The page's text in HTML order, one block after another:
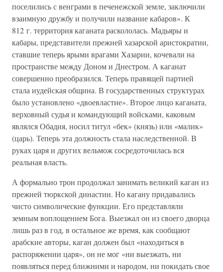
поселились с венграми в печенежской земле, заключили
взаимную дружбу и получили название кабаров». К
812 г. территория каганата раскололась. Мадьяры и
кабары, представители прежней хазарской аристократии,
ставшие теперь ярыми врагами Хазарии, кочевали на
пространстве между Доном и Днестром. А каганат
совершенно преобразился. Теперь правящей партией
стала иудейская община. В государственных структурах
было установлено «двоевластие». Второе лицо каганата,
верховный судья и командующий войсками, каковым
являлся Обадия, носил титул «бек» (князь) или «малик»
(царь). Теперь эта должность стала наследственной. В
руках царя и других вельмож сосредоточилась вся
реальная власть.
А формально трон продолжал занимать великий каган из
прежней тюркской династии. Но кагану придавались
чисто символические функции. Его представляли
земным воплощением Бога. Выезжал он из своего дворца
лишь раз в год, в остальное же время, как сообщают
арабские авторы, каган должен был «находиться в
распоряжении царя», он не мог «ни выезжать, ни
появляться перед ближними и народом, ни покидать свое